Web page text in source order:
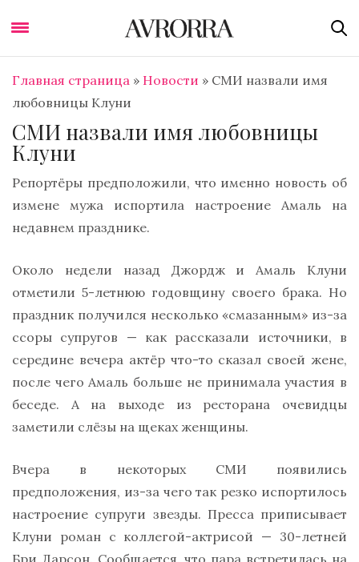
Главная страница » Новости » СМИ назвали имя
любовницы Клуни
СМИ назвали имя любовницы
Клуни
Репортёры предположили, что именно новость об
измене мужа испортила настроение Амаль на
недавнем празднике.
Около недели назад Джордж и Амаль Клуни
отметили 5-летнюю годовщину своего брака. Но
праздник получился несколько «смазанным» из-за
ссоры супругов — как рассказали источники, в
середине вечера актёр что-то сказал своей жене,
после чего Амаль больше не принимала участия в
беседе. А на выходе из ресторана очевидцы
заметили слёзы на щеках женщины.
Вчера в некоторых СМИ появились
предположения, из-за чего так резко испортилось
настроение супруги звезды. Пресса приписывает
Клуни роман с коллегой-актрисой — 30-летней